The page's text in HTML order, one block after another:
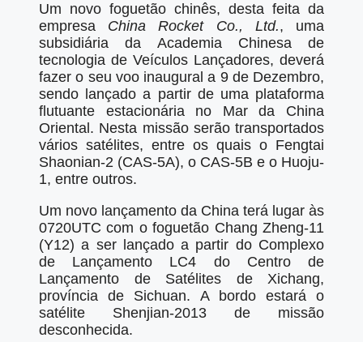
Um novo foguetão chinês, desta feita da
empresa China Rocket Co., Ltd., uma
subsidiária da Academia Chinesa de
tecnologia de Veículos Lançadores, deverá
fazer o seu voo inaugural a 9 de Dezembro,
sendo lançado a partir de uma plataforma
flutuante estacionária no Mar da China
Oriental. Nesta missão serão transportados
vários satélites, entre os quais o Fengtai
Shaonian-2 (CAS-5A), o CAS-5B e o Huoju-
1, entre outros.
Um novo lançamento da China terá lugar às
0720UTC com o foguetão Chang Zheng-11
(Y12) a ser lançado a partir do Complexo
de Lançamento LC4 do Centro de
Lançamento de Satélites de Xichang,
província de Sichuan. A bordo estará o
satélite Shenjian-2013 de missão
desconhecida.